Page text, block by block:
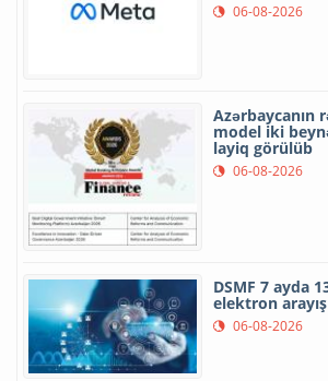
06-08-2026
Azərbaycanın
model iki
layiq görülüb
06-08-2026
DSMF 7 ayda
elektron
06-08-2026